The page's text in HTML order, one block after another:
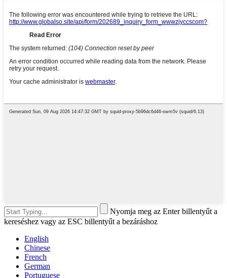
Nyomja meg az Enter billentyűt a
kereséshez vagy az ESC billentyűt a bezáráshoz
English
Chinese
French
German
Portuguese